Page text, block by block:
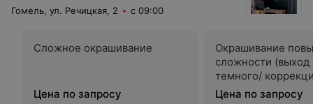
Гомель, ул. Речицкая, 2 с 09:00
Сложное окрашивание
Цена по запросу
Окрашивание
сложности (выход
темного/
Цена по запросу